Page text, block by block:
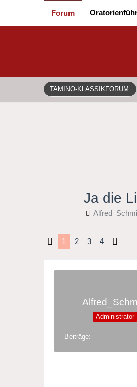
Forum
TAMINO-KLASSIKFORUM
Ja die
1 2 3 4
Administrator
Beiträge